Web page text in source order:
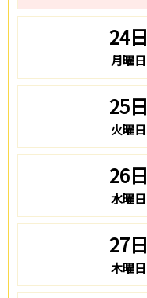
24日
月曜日
25日
火曜日
26日
水曜日
27日
木曜日